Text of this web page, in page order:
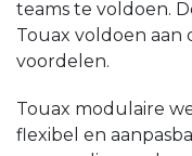
teams te voldoen.
Touax voldoen aan
voordelen.
Touax modulaire
flexibel en